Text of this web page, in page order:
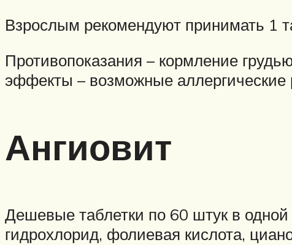
Взрослым рекомендуют принимать 1
Противопоказания – кормление
эффекты – возможные
Ангиовит
Дешевые таблетки по 60 штук в
гидрохлорид, фолиевая кислота,